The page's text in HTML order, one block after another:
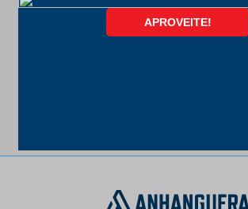
FORMAS DE